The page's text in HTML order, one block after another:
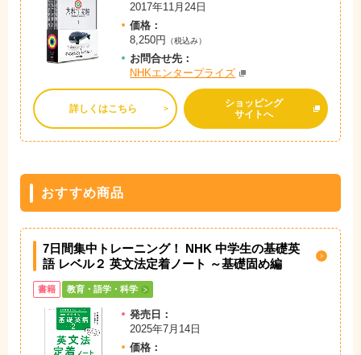
2017年11月24日
価格：
8,250円
（税込み）
お問合せ先：
NHKエンタープライズ
詳しくはこちら
ショッピング
サイトへ
おすすめ商品
7日間集中トレーニング！ NHK 中学生の基礎英
語 レベル２ 英文法定着ノート ～基礎固め編
書籍 教育・語学・科学
発売日：
2025年7月14日
価格：